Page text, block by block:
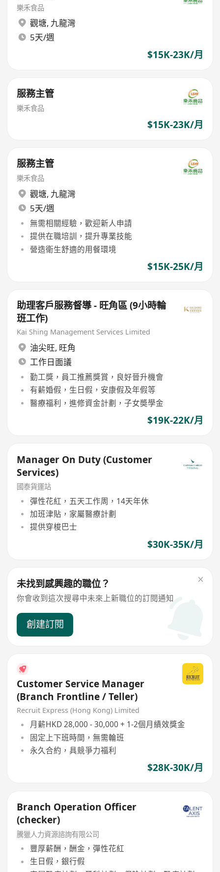
樂禾食品
觀塘, 九龍灣
5天/週
$15K-23K/月
服務主管
樂禾食品
$15K-23K/月
服務主管
樂禾食品
觀塘, 九龍灣
5天/週
無需相關經驗，歡迎新人申請
提供在職培訓，提升專業技能
營造衛生舒適的用餐環境
$15K-25K/月
助理客戶服務督導 - 旺角區 (9小時輪
班工作)
Kai Shing Management Services Limited
油尖旺, 旺角
工作日面議
勤工獎，員工推薦獎賞，良好晉升機會
有薪婚假，生日假，安康假及年假等
醫療福利，進修資金計劃，子女奬學金
$19K-22K/月
Manager On Duty (Customer
Services)
國泰貨運站
彈性花紅，五天工作周，14天年休
加班津貼，家屬醫療計劃
提供穿梭巴士
$30K-35K/月
未找到感興趣的職位？
你會收到這次搜尋中未來上新職位的訂閱通知
創建訂閱
Customer Service Manager
(Branch Frontline / Teller)
Recruit Express (Hong Kong) Limited
月薪HKD 28,000 - 30,000 + 1-2個月績效獎金
固定上下班時間，無需輪班
永久合約，具競爭力福利
$28K-30K/月
Branch Operation Officer
(checker)
騰獵人力資源諮詢有限公司
豐厚薪酬，酬金，彈性花紅
生日假，銀行假